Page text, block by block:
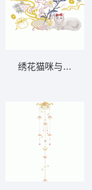
绣花猫咪与花卉图